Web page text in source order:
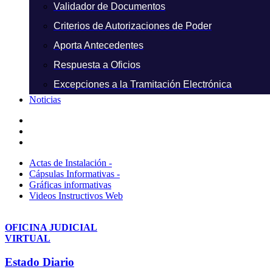
Validador de Documentos
Criterios de Autorizaciones de Poder
Aporta Antecedentes
Respuesta a Oficios
Excepciones a la Tramitación Electrónica
Noticias
Actas de Instalación -
Cápsulas Informativas -
Gráficas informativas
Videos Instructivos Web
OFICINA JUDICIAL
VIRTUAL
Estado Diario